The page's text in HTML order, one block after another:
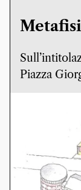
Piazza